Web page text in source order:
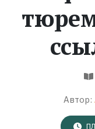
Коллекции
Автор: